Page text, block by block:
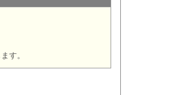
す。